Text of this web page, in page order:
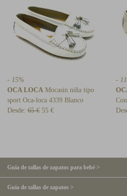
- 15%
OCA LOCA Mocasin niña tipo
sport Oca-loca 4339 Blanco
Desde: 65 € 55 €
-
Guía de tallas de zapatos para bebé >
Guía de tallas de zapatos >